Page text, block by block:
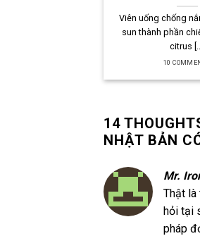
Viên uống chống
sun thành phần
citrus
10
14
NHẬT BẢN
Mr.
Thật là
hỏi tại
pháp